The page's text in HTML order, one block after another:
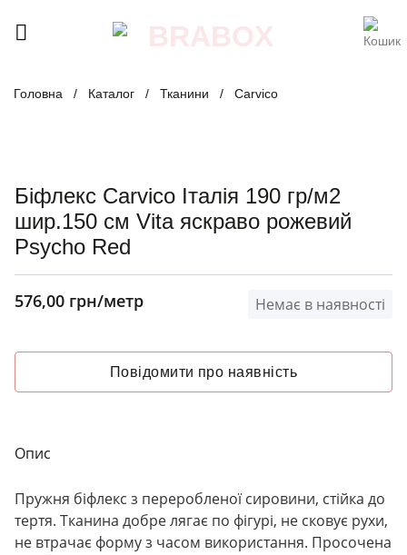
Головна / Каталог / Тканини / Carvico
Біфлекс Carvico Італія 190 гр/м2
шир.150 см Vita яскраво рожевий
Psycho Red
576,00 грн/метр Немає в наявності
Опис
Пружня біфлекс з переробленої сировини, стійка до
тертя. Тканина добре лягає по фігурі, не сковує рухи,
не втрачає форму з часом використання. Просочена